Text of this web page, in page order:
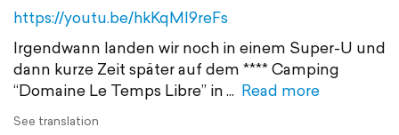
https://youtu.be/hkKqMI9reFs
Irgendwann landen wir noch in einem Super-U und
dann kurze Zeit später auf dem **** Camping
“Domaine Le Temps Libre” in
Read more
See translation